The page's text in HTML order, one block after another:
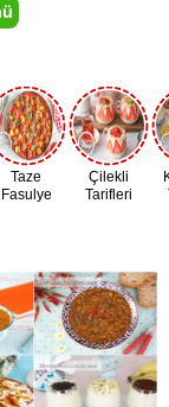
Taze
Fasulye
Çilekli
Tarifleri